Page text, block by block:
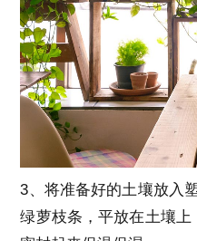
3、将准备好的土壤放入
绿萝枝条，平放在土壤